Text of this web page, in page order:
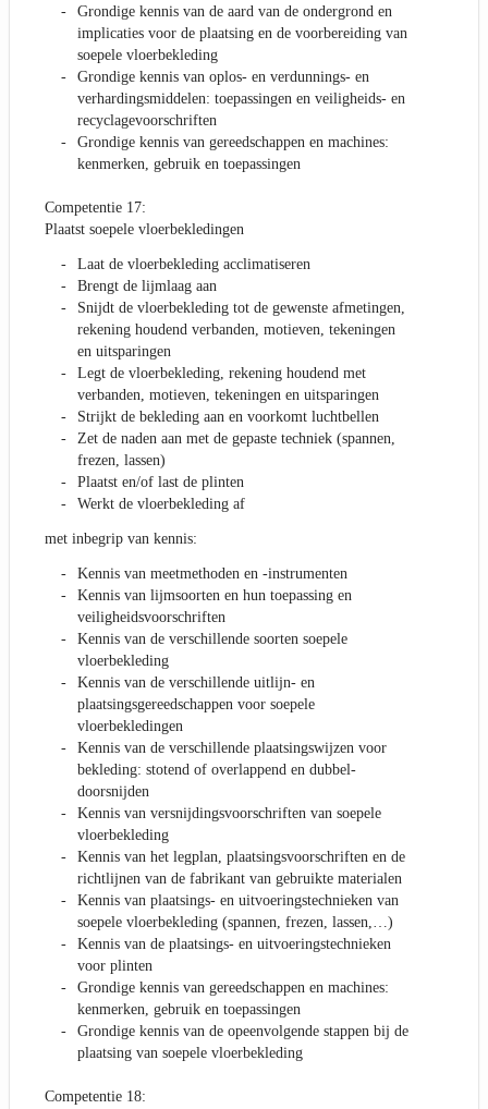
Grondige kennis van de aard van de ondergrond en
implicaties voor de plaatsing en de voorbereiding van
soepele vloerbekleding
Grondige kennis van oplos- en verdunnings- en
verhardingsmiddelen: toepassingen en veiligheids- en
recyclagevoorschriften
Grondige kennis van gereedschappen en machines:
kenmerken, gebruik en toepassingen
Competentie 17:
Plaatst soepele vloerbekledingen
Laat de vloerbekleding acclimatiseren
Brengt de lijmlaag aan
Snijdt de vloerbekleding tot de gewenste afmetingen,
rekening houdend verbanden, motieven, tekeningen
en uitsparingen
Legt de vloerbekleding, rekening houdend met
verbanden, motieven, tekeningen en uitsparingen
Strijkt de bekleding aan en voorkomt luchtbellen
Zet de naden aan met de gepaste techniek (spannen,
frezen, lassen)
Plaatst en/of last de plinten
Werkt de vloerbekleding af
met inbegrip van kennis:
Kennis van meetmethoden en -instrumenten
Kennis van lijmsoorten en hun toepassing en
veiligheidsvoorschriften
Kennis van de verschillende soorten soepele
vloerbekleding
Kennis van de verschillende uitlijn- en
plaatsingsgereedschappen voor soepele
vloerbekledingen
Kennis van de verschillende plaatsingswijzen voor
bekleding: stotend of overlappend en dubbel-
doorsnijden
Kennis van versnijdingsvoorschriften van soepele
vloerbekleding
Kennis van het legplan, plaatsingsvoorschriften en de
richtlijnen van de fabrikant van gebruikte materialen
Kennis van plaatsings- en uitvoeringstechnieken van
soepele vloerbekleding (spannen, frezen, lassen,…)
Kennis van de plaatsings- en uitvoeringstechnieken
voor plinten
Grondige kennis van gereedschappen en machines:
kenmerken, gebruik en toepassingen
Grondige kennis van de opeenvolgende stappen bij de
plaatsing van soepele vloerbekleding
Competentie 18: